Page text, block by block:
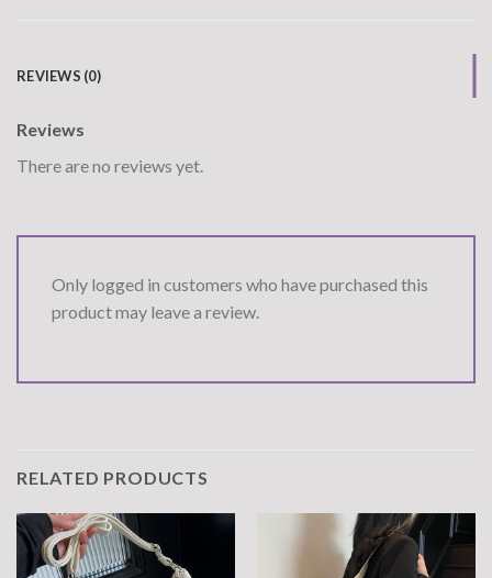
REVIEWS (0)
Reviews
There are no reviews yet.
Only logged in customers who have purchased this
product may leave a review.
RELATED PRODUCTS